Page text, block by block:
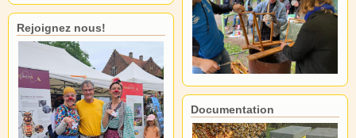
Rejoignez nous!
Documentation